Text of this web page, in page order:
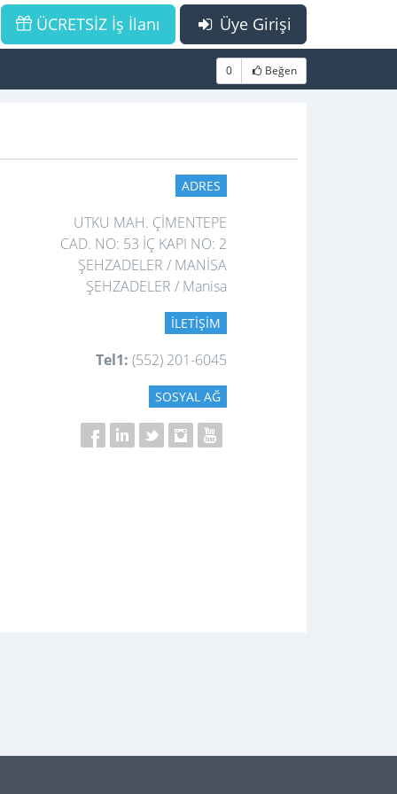
Üye Girişi
ÜCRETSİZ İş İlanı
0 Beğen
ADRES
UTKU MAH. ÇİMENTEPE
CAD. NO: 53 İÇ KAPI NO: 2
ŞEHZADELER / MANİSA
ŞEHZADELER / Manisa
İLETIŞIM
Tel1: (552) 201-6045
SOSYAL AĞ